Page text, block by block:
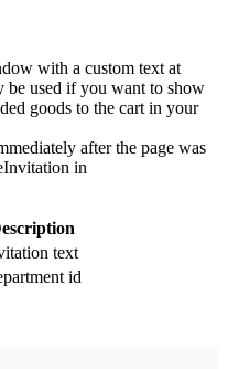
with a custom text at
be used if you want to show
goods to the cart in your
after the page was
in
text
id